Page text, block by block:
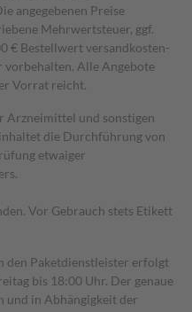
angegebenen Preise
Mehrwertsteuer, ggf.
€ Bestell­wert versand­kosten­
Alle Angebote
Vorrat reicht.
Arzneimittel und sonstigen
die Durchführung von
etwaiger
Vor Gebrauch stets Etikett
den Paketdienstleister erfolgt
bis 18:00 Uhr. Der genaue
und in Abhängigkeit der